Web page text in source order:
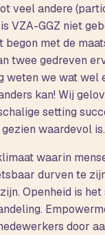
veel andere
VZA-GGZ niet
begon met de
twee gedreven
weten we wat wel
kan! Wij
setting
waardevol is.
waarin
durven te
Openheid is
door